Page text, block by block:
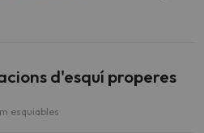
d'esquí properes
esquiables